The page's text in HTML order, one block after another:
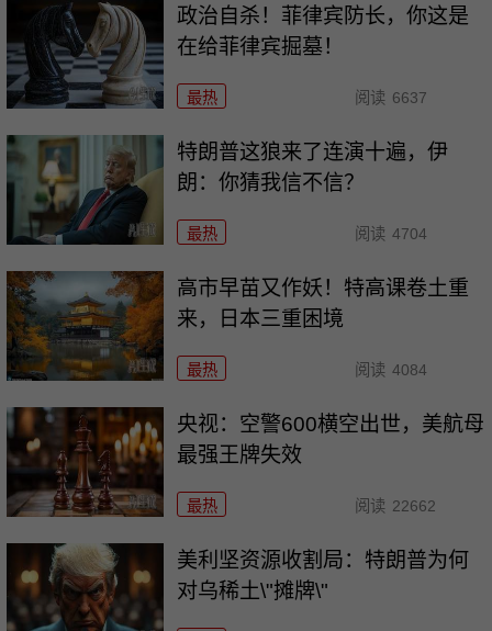
政治自杀！菲律宾防长，你这是
在给菲律宾掘墓！
最热 阅读 6637
特朗普这狼来了连演十遍，伊
朗：你猜我信不信？
最热 阅读 4704
高市早苗又作妖！特高课卷土重
来，日本三重困境
最热 阅读 4084
央视：空警600横空出世，美航母
最强王牌失效
最热 阅读 22662
美利坚资源收割局：特朗普为何
对乌稀土\"摊牌\"